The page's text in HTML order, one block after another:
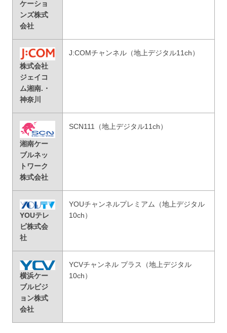
ケーショ
ンズ株式
会社
株式会社
ジェイコ
ム湘南.・
神奈川
J:COMチャンネル（地上デジタル11ch）
湘南ケー
ブルネッ
トワーク
株式会社
SCN111（地上デジタル11ch）
YOUテレ
ビ株式会
社
YOUチャンネルプレミアム（地上デジタル
10ch）
横浜ケー
ブルビジ
ョン株式
会社
YCVチャンネル プラス（地上デジタル
10ch）